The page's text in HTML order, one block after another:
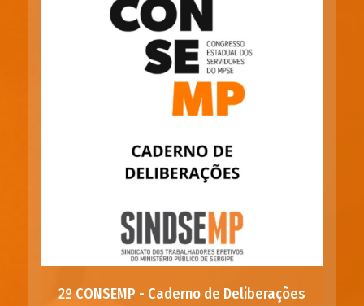
2º CONSEMP - Caderno de Deliberações